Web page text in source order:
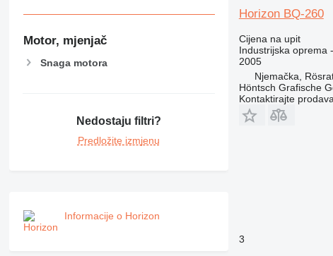
Motor, mjenjač
Snaga motora
Nedostaju filtri?
Predložite izmjenu
Informacije o Horizon
Horizon BQ-260
Cijena na upit
Industrijska oprema
2005
Njemačka,
Höntsch Grafische
Kontaktirajte
3